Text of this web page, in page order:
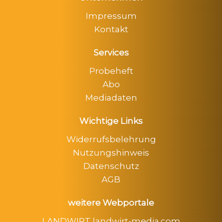
Impressum
Kontakt
Services
Probeheft
Abo
Mediadaten
Wichtige Links
Widerrufsbelehrung
Nutzungshinweis
Datenschutz
AGB
weitere Webportale